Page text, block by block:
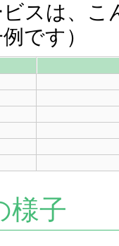
ビスは、
です）
様子